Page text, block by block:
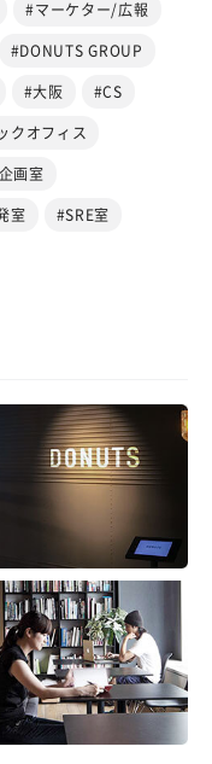
#マーケター/広報
#DONUTS GROUP
#大阪 #CS
クオフィス
画室
室 #SRE室